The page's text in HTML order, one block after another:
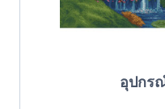
อุปกร